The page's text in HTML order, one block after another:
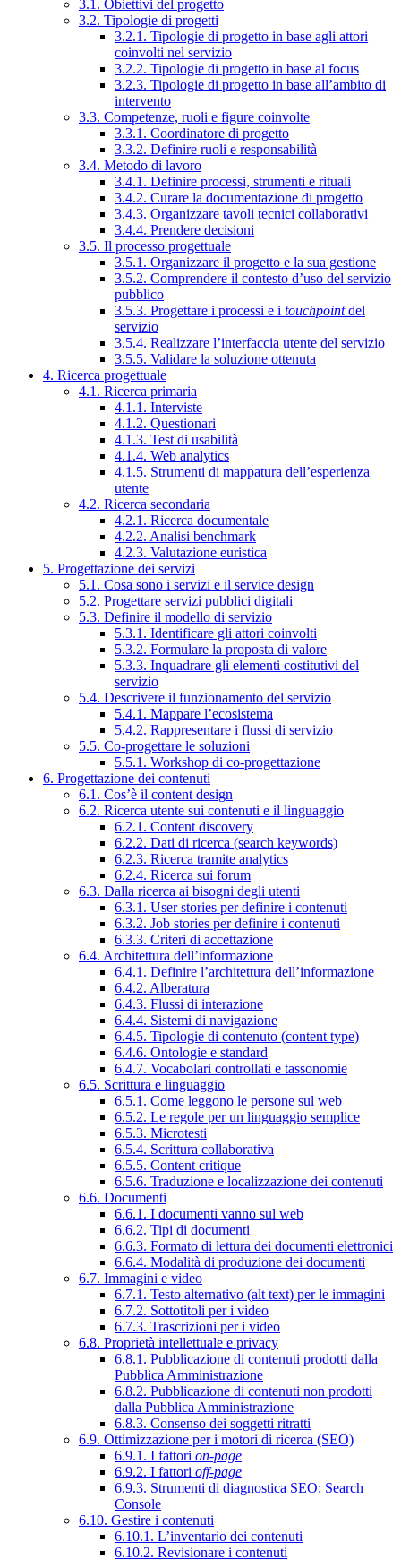
3.1. Obiettivi del progetto
3.2. Tipologie di progetti
3.2.1. Tipologie di progetto in base agli attori
coinvolti nel servizio
3.2.2. Tipologie di progetto in base al focus
3.2.3. Tipologie di progetto in base all’ambito di
intervento
3.3. Competenze, ruoli e figure coinvolte
3.3.1. Coordinatore di progetto
3.3.2. Definire ruoli e responsabilità
3.4. Metodo di lavoro
3.4.1. Definire processi, strumenti e rituali
3.4.2. Curare la documentazione di progetto
3.4.3. Organizzare tavoli tecnici collaborativi
3.4.4. Prendere decisioni
3.5. Il processo progettuale
3.5.1. Organizzare il progetto e la sua gestione
3.5.2. Comprendere il contesto d’uso del servizio
pubblico
3.5.3. Progettare i processi e i touchpointdel
servizio
3.5.4. Realizzare l’interfaccia utente del servizio
3.5.5. Validare la soluzione ottenuta
4. Ricerca progettuale
4.1. Ricerca primaria
4.1.1. Interviste
4.1.2. Questionari
4.1.3. Test di usabilità
4.1.4. Web analytics
4.1.5. Strumenti di mappatura dell’esperienza
utente
4.2. Ricerca secondaria
4.2.1. Ricerca documentale
4.2.2. Analisi benchmark
4.2.3. Valutazione euristica
5. Progettazione dei servizi
5.1. Cosa sono i servizi e il service design
5.2. Progettare servizi pubblici digitali
5.3. Definire il modello di servizio
5.3.1. Identificare gli attori coinvolti
5.3.2. Formulare la proposta di valore
5.3.3. Inquadrare gli elementi costitutivi del
servizio
5.4. Descrivere il funzionamento del servizio
5.4.1. Mappare l’ecosistema
5.4.2. Rappresentare i flussi di servizio
5.5. Co-progettare le soluzioni
5.5.1. Workshop di co-progettazione
6. Progettazione dei contenuti
6.1. Cos’è il content design
6.2. Ricerca utente sui contenuti e il linguaggio
6.2.1. Content discovery
6.2.2. Dati di ricerca (search keywords)
6.2.3. Ricerca tramite analytics
6.2.4. Ricerca sui forum
6.3. Dalla ricerca ai bisogni degli utenti
6.3.1. User stories per definire i contenuti
6.3.2. Job stories per definire i contenuti
6.3.3. Criteri di accettazione
6.4. Architettura dell’informazione
6.4.1. Definire l’architettura dell’informazione
6.4.2. Alberatura
6.4.3. Flussi di interazione
6.4.4. Sistemi di navigazione
6.4.5. Tipologie di contenuto (content type)
6.4.6. Ontologie e standard
6.4.7. Vocabolari controllati e tassonomie
6.5. Scrittura e linguaggio
6.5.1. Come leggono le persone sul web
6.5.2. Le regole per un linguaggio semplice
6.5.3. Microtesti
6.5.4. Scrittura collaborativa
6.5.5. Content critique
6.5.6. Traduzione e localizzazione dei contenuti
6.6. Documenti
6.6.1. I documenti vanno sul web
6.6.2. Tipi di documenti
6.6.3. Formato di lettura dei documenti elettronici
6.6.4. Modalità di produzione dei documenti
6.7. Immagini e video
6.7.1. Testo alternativo (alt text) per le immagini
6.7.2. Sottotitoli per i video
6.7.3. Trascrizioni per i video
6.8. Proprietà intellettuale e privacy
6.8.1. Pubblicazione di contenuti prodotti dalla
Pubblica Amministrazione
6.8.2. Pubblicazione di contenuti non prodotti
dalla Pubblica Amministrazione
6.8.3. Consenso dei soggetti ritratti
6.9. Ottimizzazione per i motori di ricerca (SEO)
6.9.1. I fattori on-page
6.9.2. I fattori off-page
6.9.3. Strumenti di diagnostica SEO: Search
Console
6.10. Gestire i contenuti
6.10.1. L’inventario dei contenuti
6.10.2. Revisionare i contenuti